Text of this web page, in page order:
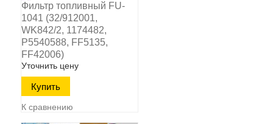
Фильтр топливный FU-
1041 (32/912001,
WK842/2, 1174482,
P5540588, FF5135,
FF42006)
Уточнить цену
К сравнению